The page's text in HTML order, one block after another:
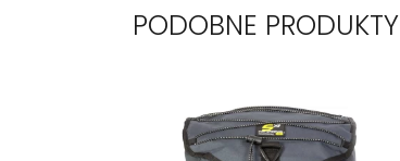
PODOBNE PRODUKTY